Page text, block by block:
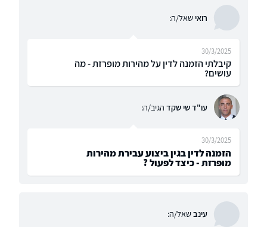
רואישאל/ה:
קיבלתי הזמנה לדין על מהירות מופרזת - מה
עושים?
30/3/2025
עו"ד שי שקד הגיב/ה:
הזמנה לדין בגין ביצוע עבירת מהירות
מופרזת - כיצד לפעול ?
30/3/2025
עינבשאל/ה: